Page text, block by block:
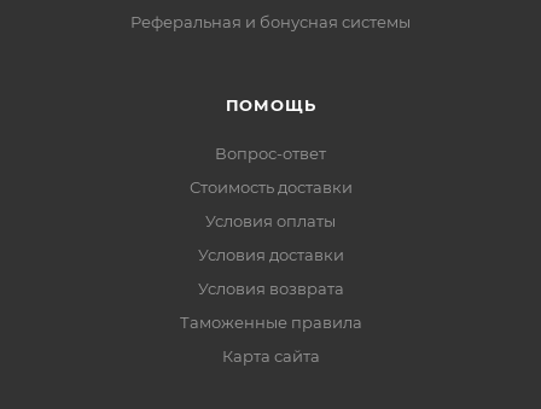
Реферальная и бонусная системы
ПОМОЩЬ
Вопрос-ответ
Стоимость доставки
Условия оплаты
Условия доставки
Условия возврата
Таможенные правила
Карта сайта